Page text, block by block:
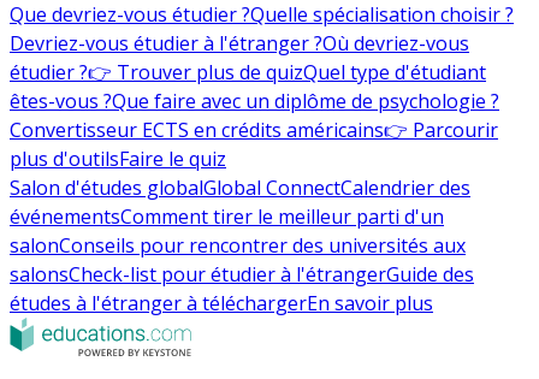
Que devriez-vous étudier ?Quelle spécialisation choisir ?
Devriez-vous étudier à l'étranger ?Où devriez-vous
étudier ?👉 Trouver plus de quizQuel type d'étudiant
êtes-vous ?Que faire avec un diplôme de psychologie ?
Convertisseur ECTS en crédits américains👉 Parcourir
plus d'outilsFaire le quiz
Salon d'études globalGlobal ConnectCalendrier des
événementsComment tirer le meilleur parti d'un
salonConseils pour rencontrer des universités aux
salonsCheck-list pour étudier à l'étrangerGuide des
études à l'étranger à téléchargerEn savoir plus